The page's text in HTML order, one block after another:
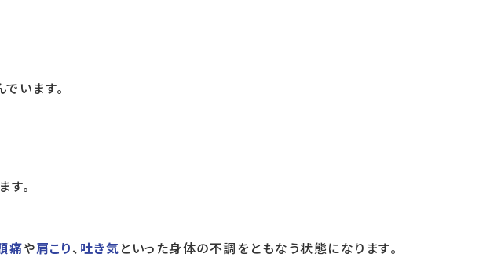
います。
。
痛や肩こり、 吐き気といった身体の不調をともなう状態になります。